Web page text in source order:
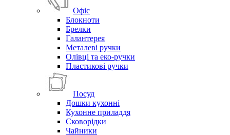
Офіс
Блокноти
Брелки
Галантерея
Металеві ручки
Олівці та еко-ручки
Пластикові ручки
Посуд
Дошки кухонні
Кухонне приладдя
Сковорідки
Чайники